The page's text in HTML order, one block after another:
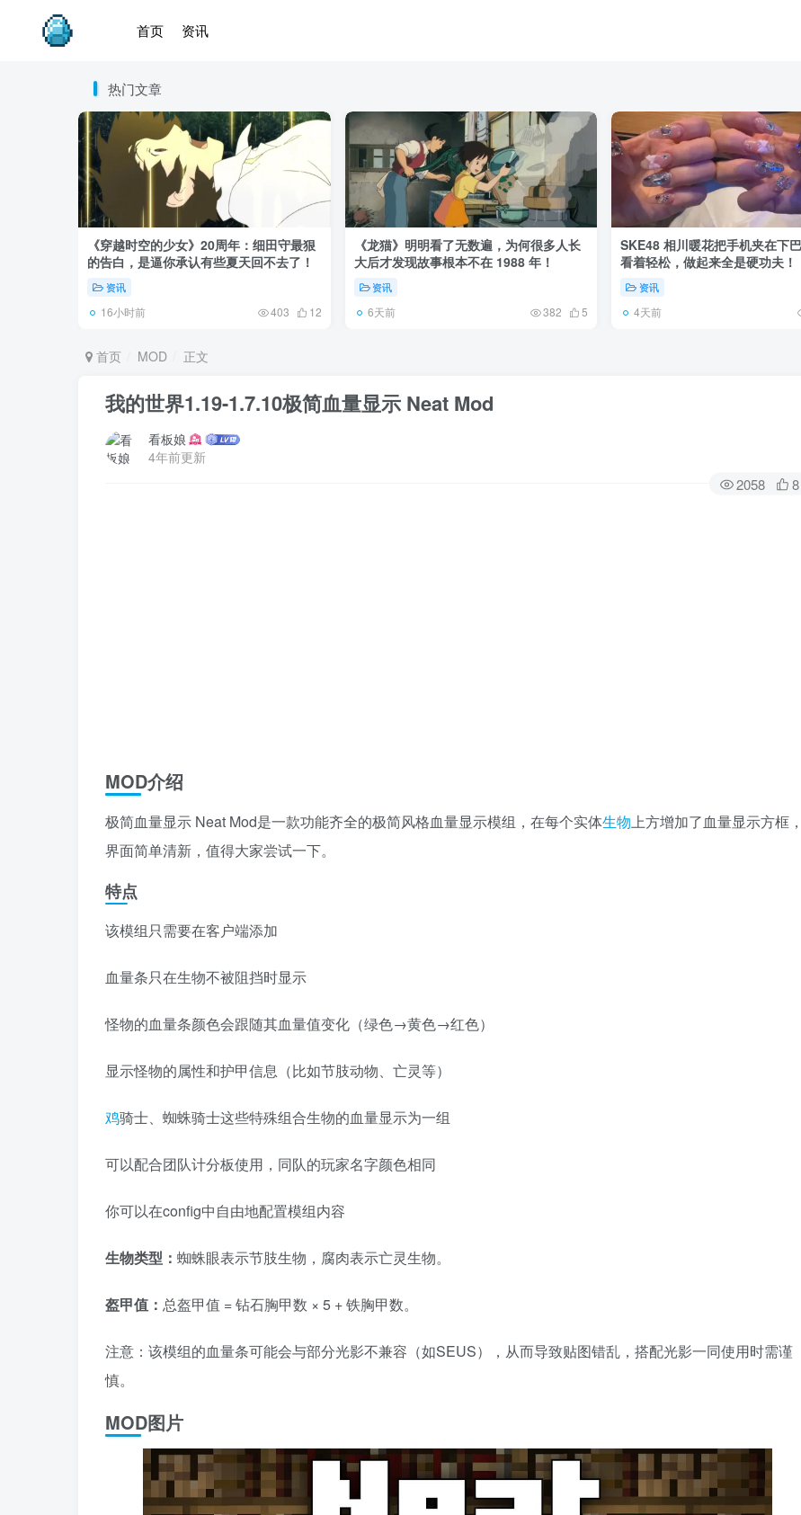
首页 资讯
热门文章
《穿越时空的少女》20周年：细田守最狠
的告白，是逼你承认有些夏天回不去了！
资讯
16小时前 403 12
《龙猫》明明看了无数遍，为何很多人长
大后才发现故事根本不在 1988 年！
资讯
6天前 382 5
SKE48 相川暖花把手机夹在下
看着轻松，做起来全是硬功夫！
资讯
4天前
首页 MOD 正文
我的世界1.19-1.7.10极简血量显示 Neat Mod
看板娘
4年前更新
2058 8
MOD介绍
极简血量显示 Neat Mod是一款功能齐全的极简风格血量显示模组，在每个实体生物上方增加了血量显示方框，
界面简单清新，值得大家尝试一下。
特点
该模组只需要在客户端添加
血量条只在生物不被阻挡时显示
怪物的血量条颜色会跟随其血量值变化（绿色→黄色→红色）
显示怪物的属性和护甲信息（比如节肢动物、亡灵等）
鸡骑士、蜘蛛骑士这些特殊组合生物的血量显示为一组
可以配合团队计分板使用，同队的玩家名字颜色相同
你可以在config中自由地配置模组内容
生物类型： 蜘蛛眼表示节肢生物，腐肉表示亡灵生物。
盔甲值： 总盔甲值 = 钻石胸甲数 × 5 + 铁胸甲数。
注意：该模组的血量条可能会与部分光影不兼容（如SEUS），从而导致贴图错乱，搭配光影一同使用时需谨
慎。
MOD图片